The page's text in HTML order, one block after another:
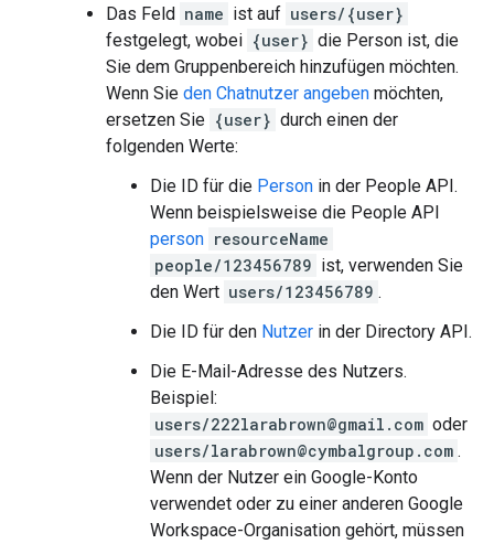
Das Feld name ist auf users/{user}
festgelegt, wobei {user} die Person ist, die
Sie dem Gruppenbereich hinzufügen möchten.
Wenn Sie den Chatnutzer angeben möchten,
ersetzen Sie {user} durch einen der
folgenden Werte:
Die ID für die Person in der People API.
Wenn beispielsweise die People API
person resourceName
people/123456789 ist, verwenden Sie
den Wert users/123456789 .
Die ID für den Nutzer in der Directory API.
Die E-Mail-Adresse des Nutzers.
Beispiel:
users/222larabrown@gmail.com oder
users/larabrown@cymbalgroup.com .
Wenn der Nutzer ein Google-Konto
verwendet oder zu einer anderen Google
Workspace-Organisation gehört, müssen